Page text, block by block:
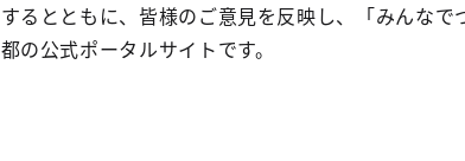
するとともに、皆様のご意見を反映し、「みんなで
都の公式ポータルサイトです。